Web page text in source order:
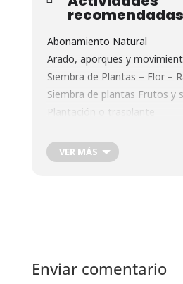
recomendadas
Abonamiento Natural
Arado, aporques y
Siembra de Plantas – Flor –
Siembra de plantas Frutos y
Plantación o trasplante
Cosecha de hojas, flores y
Cosecha Plantas Medicinales
Riego General
VER MÁS
Enviar comentario